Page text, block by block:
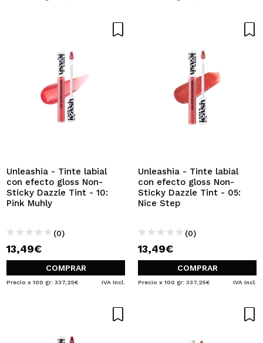
Unleashia - Tinte labial
con efecto gloss Non-
Sticky Dazzle Tint - 10:
Pink Muhly
(0)
13,49€
COMPRAR
Precio x 100 gr: 337,25€ IVA Incl.
Unleashia - Tinte labial
con efecto gloss Non-
Sticky Dazzle Tint - 05:
Nice Step
(0)
13,49€
COMPRAR
Precio x 100 gr: 337,25€ IVA Incl.